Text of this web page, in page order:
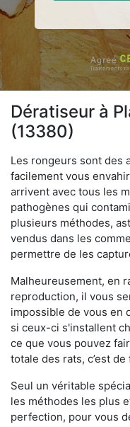
Dératiseur à
(13380)
Les rongeurs sont des
facilement vous
arrivent avec tous les
pathogènes qui
plusieurs méthodes,
vendus dans les
permettre de les
Malheureusement, en
reproduction, il vous
impossible de vous en
si ceux-ci s'installent
ce que vous pouvez
totale des rats, c’est
Seul un véritable
les méthodes les plus
perfection, pour vous